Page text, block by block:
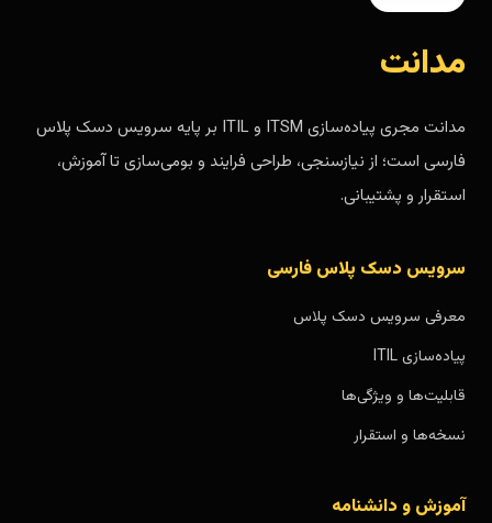
مدانت
مدانت مجری پیاده‌سازی ITSM و ITIL بر پایه سرویس دسک پلاس
فارسی است؛ از نیازسنجی، طراحی فرایند و بومی‌سازی تا آموزش،
استقرار و پشتیبانی.
سرویس دسک پلاس فارسی
معرفی سرویس دسک پلاس
پیاده‌سازی ITIL
قابلیت‌ها و ویژگی‌ها
نسخه‌ها و استقرار
آموزش و دانشنامه